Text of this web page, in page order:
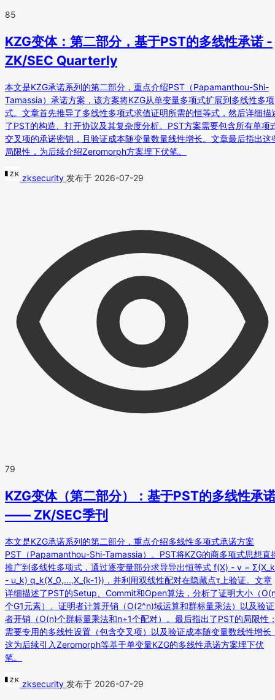
85
KZG变体：第二部分，基于PST的多线性承诺 -
ZK/SEC Quarterly
本文是KZG承诺系列的第二部分，重点介绍PST（Papamanthou-Shi-
Tamassia）承诺方案，该方案将KZG从单变量多项式扩展到多线性多项
式。文章首先推导了多线性多项式求值证明所需的恒等式，然后详细描
了PST的构造、打开协议及其复杂度分析。PST方案需要包含所有单项
交叉项的承诺密钥，且验证成本随变量数量线性增长。文章最后指出这
局限性，为后续介绍Zeromorph方案埋下伏笔。
zksecurity 发布于 2026-07-29
79
KZG变体（第二部分）：基于PST的多线性承
—— ZK/SEC季刊
本文是KZG承诺系列的第二部分，重点介绍多线性多项式承诺方案
PST（Papamanthou-Shi-Tamassia）。PST将KZG的商多项式思想直
推广到多线性多项式，通过逐变量部分求导导出恒等式 f(X) - v = Σ(X_k
- u_k) q_k(X_0,...,X_{k-1})，并利用双线性配对在隐藏点τ上验证。文章
详细描述了PST的Setup、Commit和Open算法，分析了证明大小（
个G1元素）、证明者计算开销（O(2^n)域运算和群标量乘法）以及验证
者开销（O(n)个群标量乘法和n+1个配对）。最后指出了PST的局限性
需要专用的多线性设置（包含交叉项）以及验证成本随变量数线性增长
这为后续引入Zeromorph等基于单变量KZG的多线性承诺方案埋下伏
笔。
zksecurity 发布于 2026-07-29